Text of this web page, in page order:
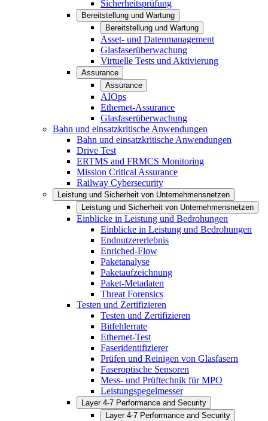
Sicherheitsprüfung
Bereitstellung und Wartung
Bereitstellung und Wartung
Asset- und Datenmanagement
Glasfaserüberwachung
Virtuelle Tests und Aktivierung
Assurance
Assurance
AIOps
Ethernet-Assurance
Glasfaserüberwachung
Bahn und einsatzkritische Anwendungen
Bahn und einsatzkritische Anwendungen
Drive Test
ERTMS and FRMCS Monitoring
Mission Critical Assurance
Railway Cybersecurity
Leistung und Sicherheit von Unternehmensnetzen
Leistung und Sicherheit von Unternehmensnetzen
Einblicke in Leistung und Bedrohungen
Einblicke in Leistung und Bedrohungen
Endnutzererlebnis
Enriched-Flow
Paketanalyse
Paketaufzeichnung
Paket-Metadaten
Threat Forensics
Testen und Zertifizieren
Testen und Zertifizieren
Bitfehlerrate
Ethernet-Test
Faseridentifizierer
Prüfen und Reinigen von Glasfasern
Faseroptische Sensoren
Mess- und Prüftechnik für MPO
Leistungspegelmesser
Layer 4-7 Performance and Security
Layer 4-7 Performance and Security